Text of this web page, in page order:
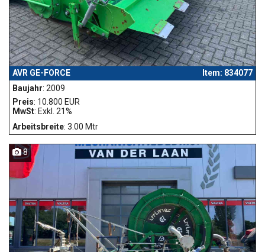
AVR GE-FORCE
Item: 834077
Baujahr: 2009
Preis: 10.800 EUR
MwSt: Exkl. 21%
Arbeitsbreite: 3.00 Mtr
8